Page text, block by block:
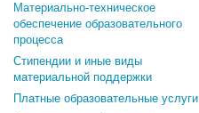
Материально-техническое
обеспечение образовательного
процесса
Стипендии и иные виды
материальной поддержки
Платные образовательные услуги